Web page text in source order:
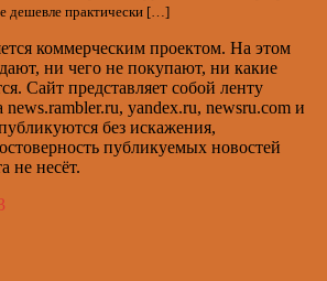
дешевле практически […]
коммерческим проектом. На этом
ни чего не покупают, ни какие
Сайт представляет собой ленту
news.rambler.ru, yandex.ru, newsru.com и
без искажения,
публикуемых новостей
не несёт.